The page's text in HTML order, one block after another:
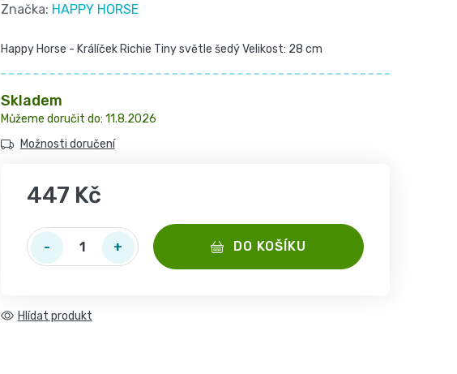
hodnocení
je
5,0
z
5
hvězdiček.
Značka: HAPPY HORSE
Happy Horse - Králíček Richie Tiny světle šedý Velikost: 28 cm
Skladem
11.8.2026
Možnosti doručení
447 Kč
DO KOŠÍKU
Hlídat